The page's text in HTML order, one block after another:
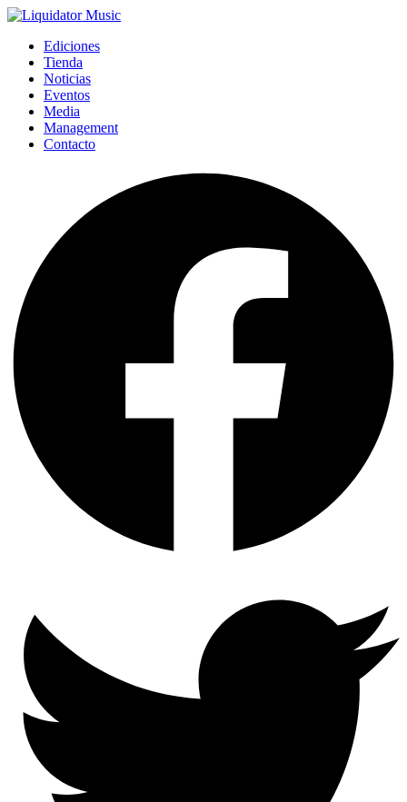
Ediciones
Tienda
Noticias
Eventos
Media
Management
Contacto